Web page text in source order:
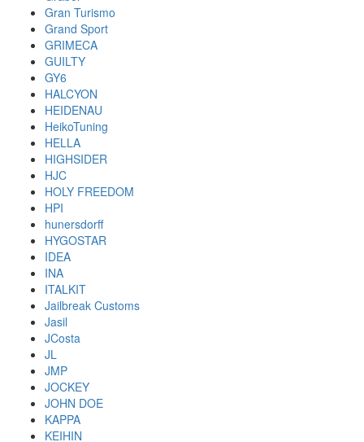
Gran Turismo
Grand Sport
GRIMECA
GUILTY
GY6
HALCYON
HEIDENAU
HeikoTuning
HELLA
HIGHSIDER
HJC
HOLY FREEDOM
HPI
hunersdorff
HYGOSTAR
IDEA
INA
ITALKIT
Jailbreak Customs
Jasil
JCosta
JL
JMP
JOCKEY
JOHN DOE
KAPPA
KEIHIN